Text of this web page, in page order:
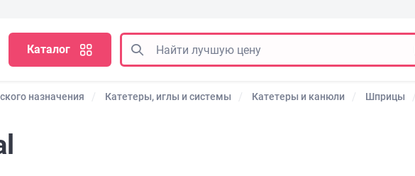
Каталог
назначения Катетеры, иглы и системы Катетеры и канюли Шприцы